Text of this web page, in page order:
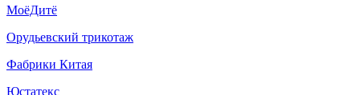
МоёДитё
Орудьевский трикотаж
Фабрики Китая
Юстатекс